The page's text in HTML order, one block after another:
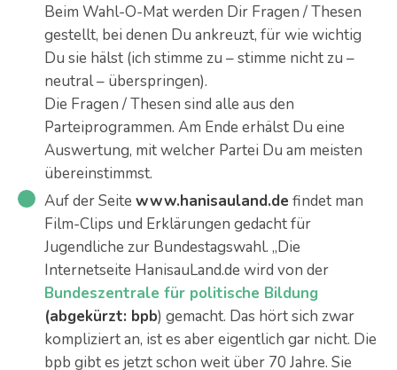
Beim Wahl-O-Mat werden Dir Fragen / Thesen
gestellt, bei denen Du ankreuzt, für wie wichtig
Du sie hälst (ich stimme zu – stimme nicht zu –
neutral – überspringen).
Die Fragen / Thesen sind alle aus den
Parteiprogrammen. Am Ende erhälst Du eine
Auswertung, mit welcher Partei Du am meisten
übereinstimmst.
Auf der Seite www.hanisauland.de findet man
Film-Clips und Erklärungen gedacht für
Jugendliche zur Bundestagswahl. „Die
Internetseite HanisauLand.de wird von der
Bundeszentrale für politische Bildung
(abgekürzt: bpb) gemacht. Das hört sich zwar
kompliziert an, ist es aber eigentlich gar nicht. Die
bpb gibt es jetzt schon weit über 70 Jahre. Sie